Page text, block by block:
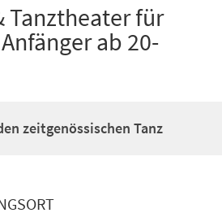
Tanztheater für
ab 20-
zeitgenössischen Tanz